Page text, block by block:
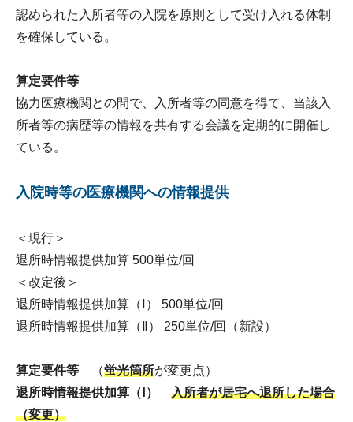
認められた入所者等の入院を原則として受け入れる体制
を確保している。
算定要件等
協力医療機関との間で、入所者等の同意を得て、当該入
所者等の病歴等の情報を共有する会議を定期的に開催し
ている。
入院時等の医療機関への情報提供
＜現行＞
退所時情報提供加算 500単位/回
＜改定後＞
退所時情報提供加算（Ⅰ） 500単位/回
退所時情報提供加算（Ⅱ） 250単位/回（新設）
算定要件等 ​（蛍光箇所が変更点）
退所時情報提供加算（Ⅰ） 入所者が居宅へ退所した場合
（変更）